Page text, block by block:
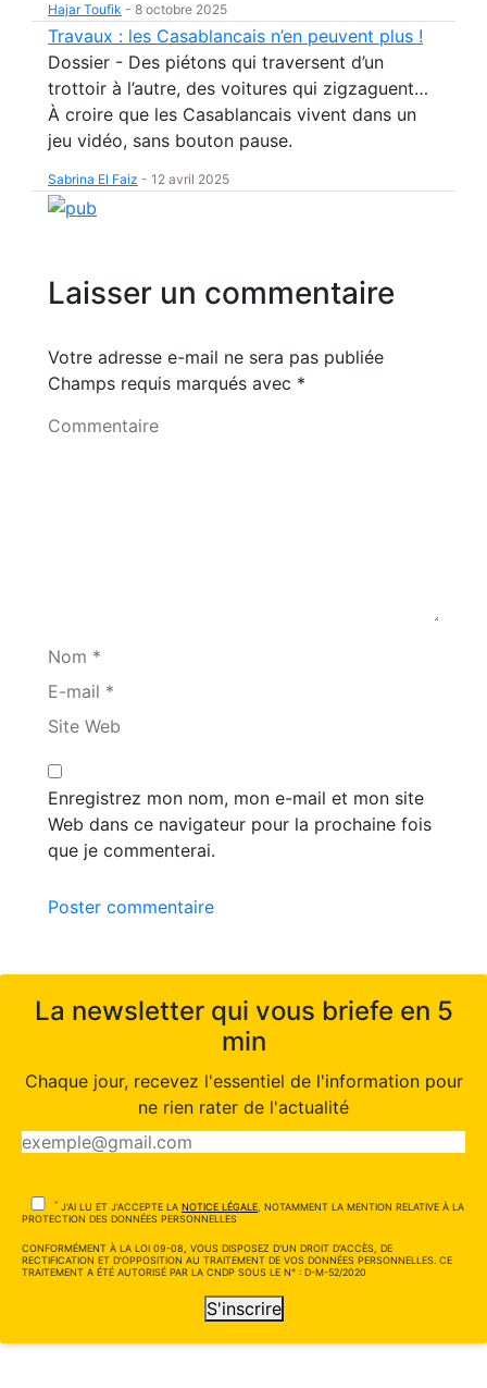
Hajar Toufik - 8 octobre 2025
Travaux : les Casablancais n’en peuvent plus !
Dossier - Des piétons qui traversent d’un
trottoir à l’autre, des voitures qui zigzaguent…
À croire que les Casablancais vivent dans un
jeu vidéo, sans bouton pause.
Sabrina El Faiz - 12 avril 2025
Laisser un commentaire
Votre adresse e-mail ne sera pas publiée
Champs requis marqués avec *
Commentaire
Nom *
E-mail *
Site Web
Enregistrez mon nom, mon e-mail et mon site
Web dans ce navigateur pour la prochaine fois
que je commenterai.
Poster commentaire
La newsletter qui vous briefe en 5
min
Chaque jour, recevez l'essentiel de l'information pour
ne rien rater de l'actualité
* J'AI LU ET J'ACCEPTE LA NOTICE LÉGALE , NOTAMMENT LA MENTION RELATIVE À LA
PROTECTION DES DONNÉES PERSONNELLES
CONFORMÉMENT À LA LOI 09-08, VOUS DISPOSEZ D'UN DROIT D'ACCÈS, DE
RECTIFICATION ET D'OPPOSITION AU TRAITEMENT DE VOS DONNÉES PERSONNELLES. CE
TRAITEMENT A ÉTÉ AUTORISÉ PAR LA CNDP SOUS LE N° : D-M-52/2020
S'inscrire